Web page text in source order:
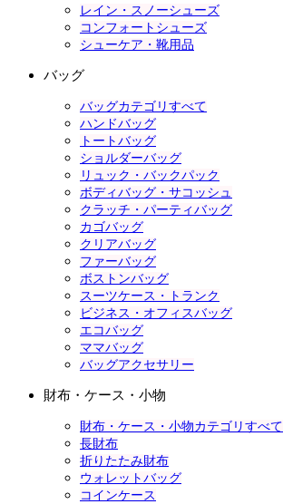
レイン・スノーシューズ
コンフォートシューズ
シューケア・靴用品
バッグ
バッグカテゴリすべて
ハンドバッグ
トートバッグ
ショルダーバッグ
リュック・バックパック
ボディバッグ・サコッシュ
クラッチ・パーティバッグ
カゴバッグ
クリアバッグ
ファーバッグ
ボストンバッグ
スーツケース・トランク
ビジネス・オフィスバッグ
エコバッグ
ママバッグ
バッグアクセサリー
財布・ケース・小物
財布・ケース・小物カテゴリすべて
長財布
折りたたみ財布
ウォレットバッグ
コインケース